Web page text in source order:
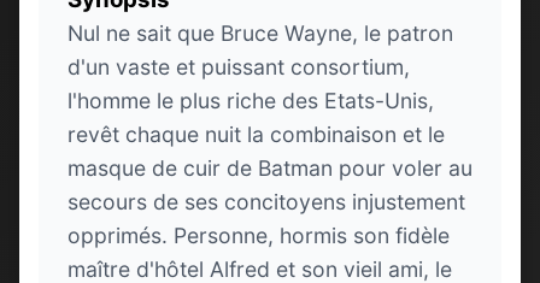
Nul ne sait que Bruce Wayne, le patron
d'un vaste et puissant consortium,
l'homme le plus riche des Etats-Unis,
revêt chaque nuit la combinaison et le
masque de cuir de Batman pour voler au
secours de ses concitoyens injustement
opprimés. Personne, hormis son fidèle
maître d'hôtel Alfred et son vieil ami, le